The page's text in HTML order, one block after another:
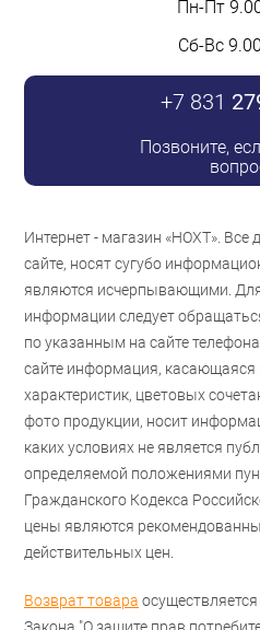
Пн-Пт
Сб-Вс
+7 831
Позвоните,
Интернет - магазин «НОХТ». Все
сайте, носят сугубо
являются исчерпывающими.
информации следует
по указанным на сайте
сайте информация, касающаяся
характеристик, цветовых
фото продукции, носит
каких условиях не является
определяемой положениями
Гражданского Кодекса
цены являются
действительных цен.
Возврат товара осуществляется
Закона "О защите прав